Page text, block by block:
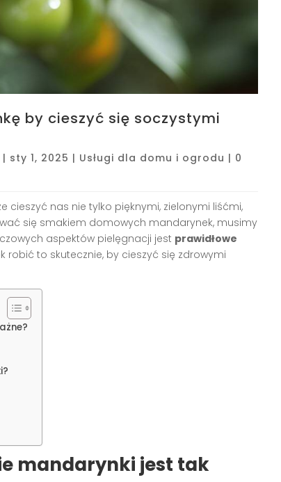
by cieszyć się soczystymi
| sty 1, 2025 | Usługi dla domu i ogrodu | 0
cieszyć nas nie tylko pięknymi, zielonymi liśćmi,
się smakiem domowych mandarynek, musimy
aspektów pielęgnacji jest prawidłowe
robić to skutecznie, by cieszyć się zdrowymi
mandarynki jest tak